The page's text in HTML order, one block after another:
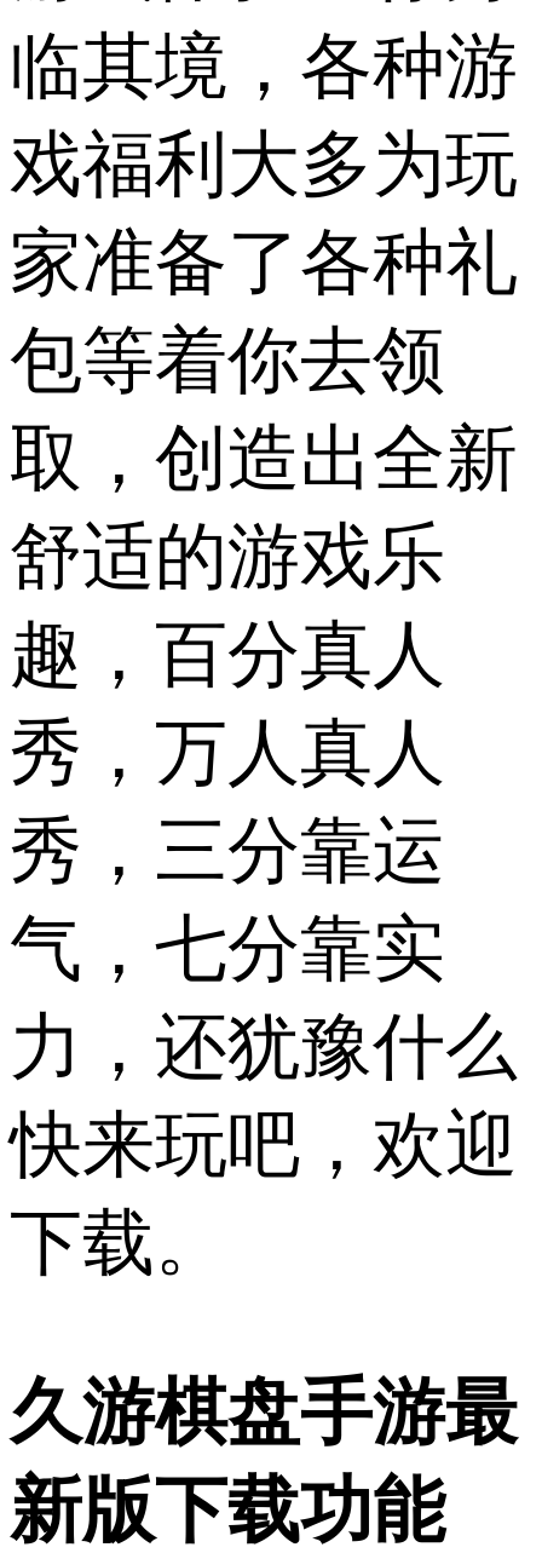
临其境，各种游
戏福利大多为玩
家准备了各种礼
包等着你去领
取，创造出全新
舒适的游戏乐
趣，百分真人
秀，万人真人
秀，三分靠运
气，七分靠实
力，还犹豫什么
快来玩吧，欢迎
下载。
久游棋盘手游最
新版下载功能